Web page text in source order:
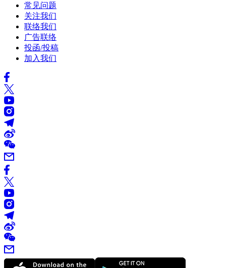
常见问题
关注我们
联络我们
广告联络
投函/投稿
加入我们